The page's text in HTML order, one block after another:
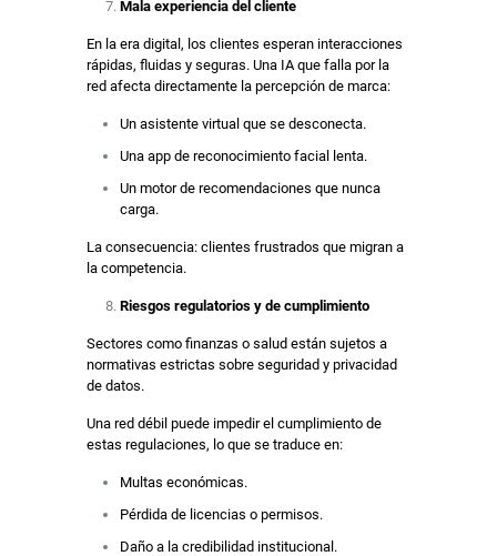
Mala experiencia del cliente
En la era digital, los clientes esperan interacciones
rápidas, fluidas y seguras. Una IA que falla por la
red afecta directamente la percepción de marca:
Un asistente virtual que se desconecta.
Una app de reconocimiento facial lenta.
Un motor de recomendaciones que nunca
carga.
La consecuencia: clientes frustrados que migran a
la competencia.
Riesgos regulatorios y de cumplimiento
Sectores como finanzas o salud están sujetos a
normativas estrictas sobre seguridad y privacidad
de datos.
Una red débil puede impedir el cumplimiento de
estas regulaciones, lo que se traduce en:
Multas económicas.
Pérdida de licencias o permisos.
Daño a la credibilidad institucional.